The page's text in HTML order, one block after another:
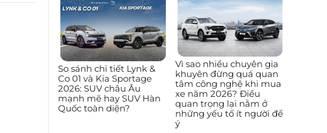
So sánh chi tiết Lynk &
Co 01 và Kia Sportage
2026: SUV châu Âu
mạnh mẽ hay SUV Hàn
Quốc toàn diện?
Vì sao nhiều chuyên gia
khuyên đừng quá quan
tâm công nghệ khi mua
xe năm 2026? Điều
quan trọng lại nằm ở
những yếu tố ít người để
ý